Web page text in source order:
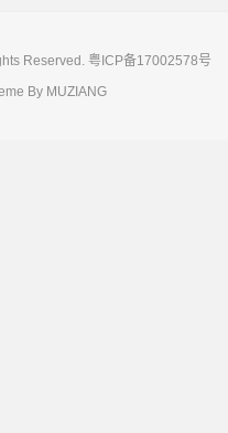
Reserved. 粤ICP备17002578号
By MUZIANG